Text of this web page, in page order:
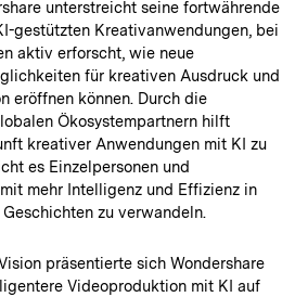
unterstreicht seine fortwährende
gestützten Kreativanwendungen, bei
aktiv erforscht, wie neue
für kreativen Ausdruck und
eröffnen können. Durch die
Ökosystempartnern hilft
kreativer Anwendungen mit KI zu
es Einzelpersonen und
mehr Intelligenz und Effizienz in
zu verwandeln.
präsentierte sich Wondershare
Videoproduktion mit KI auf